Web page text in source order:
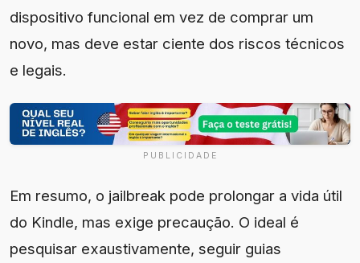
dispositivo funcional em vez de comprar um
novo, mas deve estar ciente dos riscos técnicos
e legais.
PUBLICIDADE
Em resumo, o jailbreak pode prolongar a vida útil
do Kindle, mas exige precaução. O ideal é
pesquisar exaustivamente, seguir guias